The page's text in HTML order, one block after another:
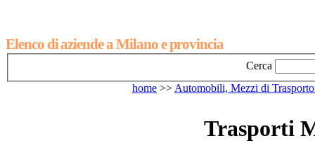
Elenco di aziende a Milano e provincia
Cerca
home >> Automobili, Mezzi di
Trasporti